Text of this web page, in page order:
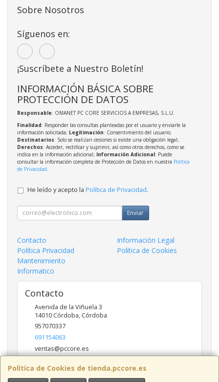
Política de Cookies de tienda.pccore.es
Sobre Nosotros
Síguenos en:
¡Suscríbete a Nuestro Boletín!
INFORMACIÓN BÁSICA SOBRE
PROTECCIÓN DE DATOS
Responsable: OMANET PC CORE SERVICIOS A EMPRESAS, S.L.U.
Finalidad: Responder las consultas planteadas por el usuario y enviarle la
información solicitada; Legitimación: Consentimiento del usuario;
Destinatarios: Solo se realizan cesiones si existe una obligación legal;
Derechos: Acceder, rectificar y suprimir, así como otros derechos, como se
indica en la información adicional; Información Adicional: Puede
consultar la información completa de Protección de Datos en nuestra Política
de Privacidad
He leído y acepto la Política de Privacidad.
Enviar
Contacto
Información Legal
Política Privacidad
Política de Cookies
Mantenimiento
Informatico
Contacto
Avenida de la Viñuela 3
14010 Córdoba, Córdoba
957070337
691154063
ventas@pccore.es